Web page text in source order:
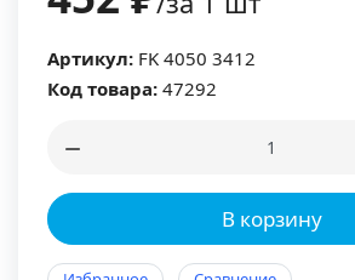
Артикул: FK 4050 3412
Код товара: 47292
В корзину